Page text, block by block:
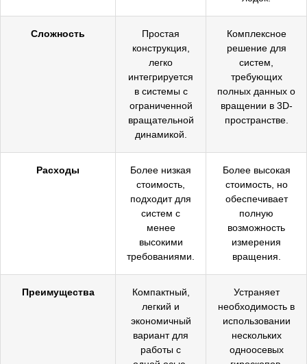
Сложность
Простая
конструкция,
легко
интегрируется
в системы с
ограниченной
вращательной
динамикой.
Комплексное
решение для
систем,
требующих
полных данных о
вращении в 3D-
пространстве.
Расходы
Более низкая
стоимость,
подходит для
систем с
менее
высокими
требованиями.
Более высокая
стоимость, но
обеспечивает
полную
возможность
измерения
вращения.
Преимущества
Компактный,
легкий и
экономичный
вариант для
работы с
Устраняет
необходимость в
использовании
нескольких
одноосевых